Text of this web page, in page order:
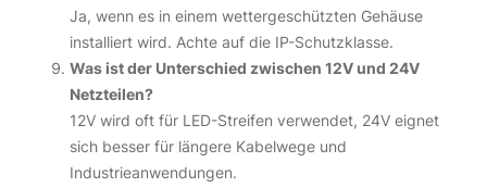
Ja, wenn es in einem wettergeschützten Gehäuse
installiert wird. Achte auf die IP-Schutzklasse.
Was ist der Unterschied zwischen 12V und 24V
Netzteilen?
12V wird oft für LED-Streifen verwendet, 24V eignet
sich besser für längere Kabelwege und
Industrieanwendungen.